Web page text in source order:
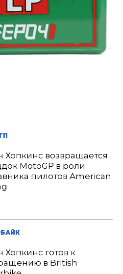
Хопкинс возвращается
MotoGP в роли
пилотов American
готов к
в British